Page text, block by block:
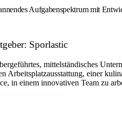
Aufgabenspektrum mit
Sporlastic
mittelständisches
Arbeitsplatzausstattung, einer
in einem innovativen Team zu